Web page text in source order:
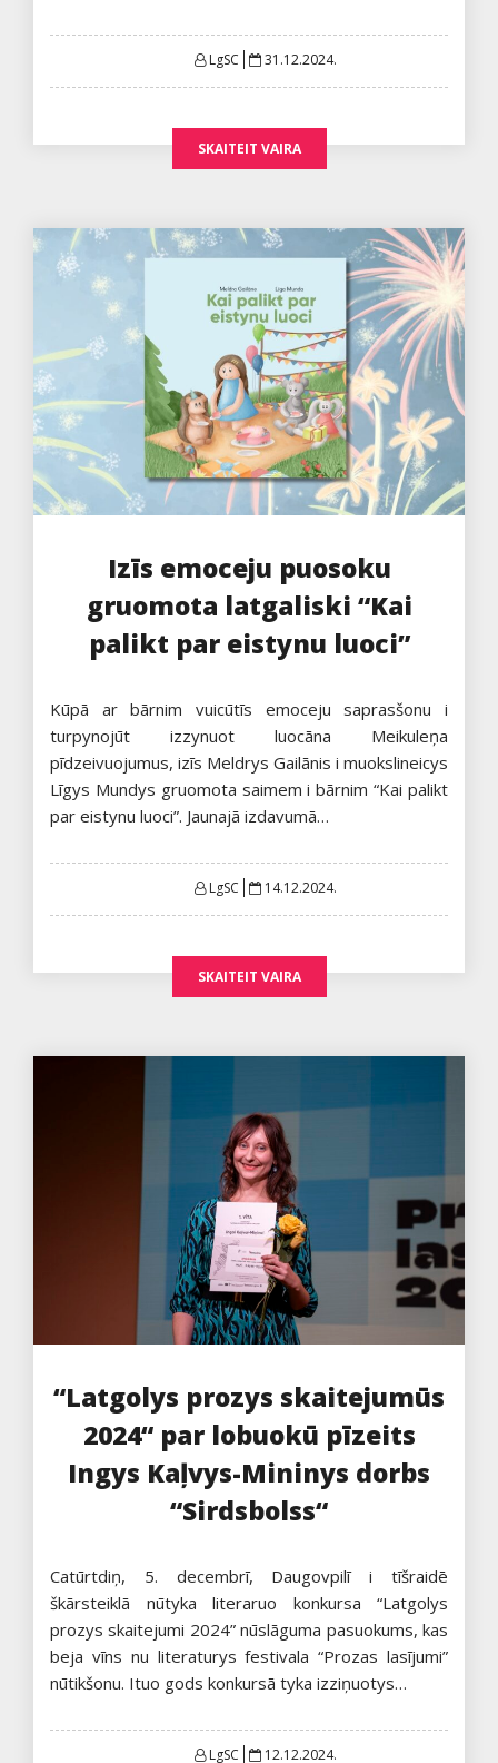
LgSC
Posted
31.12.2024.
SKAITEIT VAIRA
Izīs emoceju puosoku
gruomota latgaliski “Kai
palikt par eistynu luoci”
Kūpā ar bārnim vuicūtīs emoceju saprasšonu i
turpynojūt izzynuot luocāna Meikuleņa
pīdzeivuojumus, izīs Meldrys Gailānis i muokslineicys
Līgys Mundys gruomota saimem i bārnim “Kai palikt
par eistynu luoci”. Jaunajā izdavumā…
LgSC
Posted
14.12.2024.
SKAITEIT VAIRA
“Latgolys prozys skaitejumūs
2024“ par lobuokū pīzeits
Ingys Kaļvys-Mininys dorbs
“Sirdsbolss“
Catūrtdiņ, 5. decembrī, Daugovpilī i tīšraidē
škārsteiklā nūtyka literaruo konkursa “Latgolys
prozys skaitejumi 2024” nūslāguma pasuokums, kas
beja vīns nu literaturys festivala “Prozas lasījumi”
nūtikšonu. Ituo gods konkursā tyka izziņuotys…
LgSC Posted
12.12.2024.